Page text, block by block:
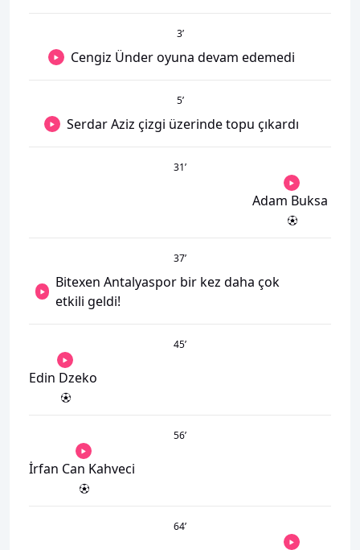
3’
Cengiz Ünder oyuna devam edemedi
5’
Serdar Aziz çizgi üzerinde topu çıkardı
31’
Adam Buksa
37’
Bitexen Antalyaspor bir kez daha çok
etkili geldi!
45’
Edin Dzeko
56’
İrfan Can Kahveci
64’